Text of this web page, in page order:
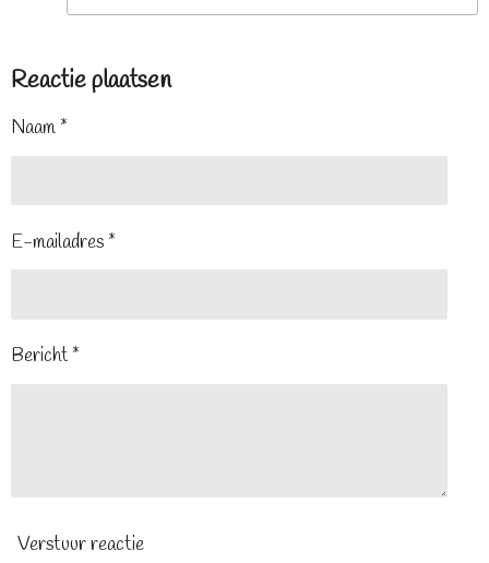
Reactie plaatsen
Naam *
E-mailadres *
Bericht *
Verstuur reactie